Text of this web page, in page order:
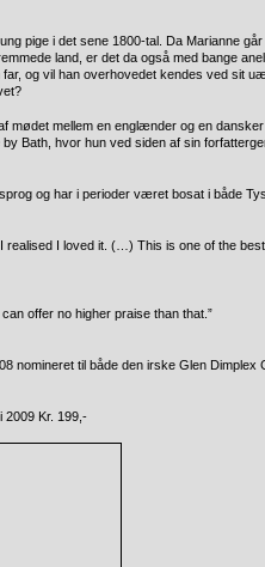
pige i det sene 1800-tal. Da Marianne
land, er det da også med bange
og vil han overhovedet kendes ved sit
mødet mellem en englænder og en
Bath, hvor hun ved siden af sin
og har i perioder været bosat i både
realised I loved it. (…) This is one of the
offer no higher praise than that.”
nomineret til både den irske Glen Dimplex
2009 Kr. 199,-